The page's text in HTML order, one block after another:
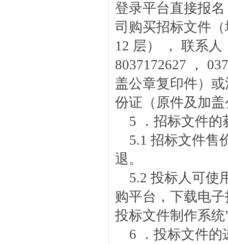
登录平台直接报
司购买招标文件
12 层） ， 联系
8037172627 ，
盖公章复印件）
份证（原件及加
5 ．招标文件的
5.1 招标文件售
退。
5.2 投标人可使
购平台，下载电
投标文件制作系
6 ．投标文件的